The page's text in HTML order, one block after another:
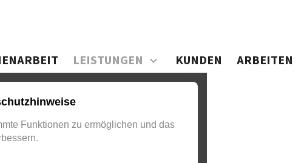
Funktionen zu ermöglichen und das
LEISTUNGEN KUNDEN ARBEITEN